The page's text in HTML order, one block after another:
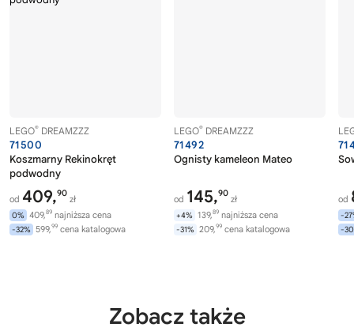
LEGO® DREAMZZZ
71500
Koszmarny Rekinokręt
podwodny
od 409,90
zł
0% 409,89 najniższa cena
-32% 599,99 cena katalogowa
LEGO® DREAMZZZ
71492
Ognisty kameleon Mateo
od 145,90
zł
+4% 139,89 najniższa cena
-31% 209,99 cena katalogowa
od
-
-
Zobacz także